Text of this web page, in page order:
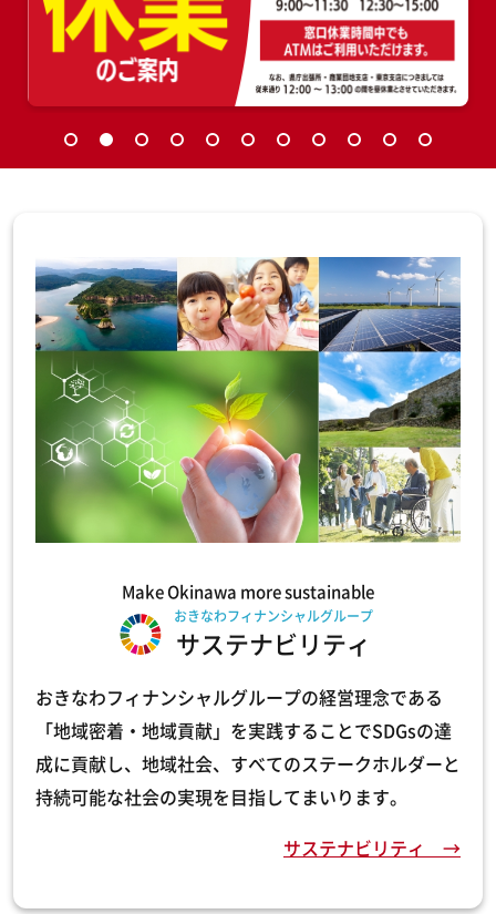
Make Okinawa more sustainable
おきなわフィナンシャルグループ
サステナビリティ
おきなわフィナンシャルグループの経営理念である
「地域密着・地域貢献」を実践することでSDGsの達
成に貢献し、地域社会、すべてのステークホルダーと
持続可能な社会の実現を目指してまいります。
サステナビリティ →